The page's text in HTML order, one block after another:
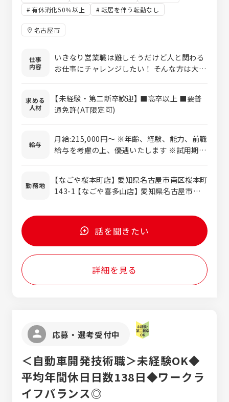
有休消化50％以上
転居を伴う転勤なし
名古屋市
仕事
内容
いきなり営業職は難しそうだけど人と関わる
お仕事にチャレンジしたい！ そんな方は大歓
たお客様宅へ商品を配送いただきます。 軽量
商品～大型商品まで様々ですが、大型商品の
配送の際は 複数人のスタッフで対応となりま
すのでご安心ください♪ ■フィッティング・
微調整 置き型手すりや、歩行器の高さの調整
談に乗っていただきます。 各分野のエキスパ
ートが在籍しているため、配送先で専門的な
談・解決することができますのでご安心くだ
鏡屋さんなど、経験問わず活躍中です！
求める
人材
【未経験・第二新卒歓迎】 ■高卒以上 ■要普
通免許(AT限定可)
給与
月給:215,000円〜 ※年齢、経験、能力、前職
給与を考慮の上、優遇いたします ※試用期間
勤務地
【なごや桜本町店】 愛知県名古屋市南区桜本町
143-1 【なごや喜多山店】 愛知県名古屋市守
話を聞きたい
詳細を見る
応募・選考受付中
＜自動車開発技術職＞未経験OK◆
平均年間休日日数138日◆ワークラ
イフバランス◎